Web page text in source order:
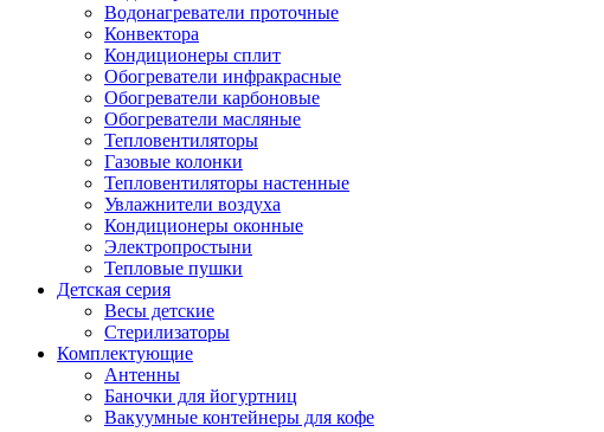
Водонагреватели проточные
Конвектора
Кондиционеры сплит
Обогреватели инфракрасные
Обогреватели карбоновые
Обогреватели масляные
Тепловентиляторы
Газовые колонки
Тепловентиляторы настенные
Увлажнители воздуха
Кондиционеры оконные
Электропростыни
Тепловые пушки
Детская серия
Весы детские
Стерилизаторы
Комплектующие
Антенны
Баночки для йогуртниц
Вакуумные контейнеры для кофе